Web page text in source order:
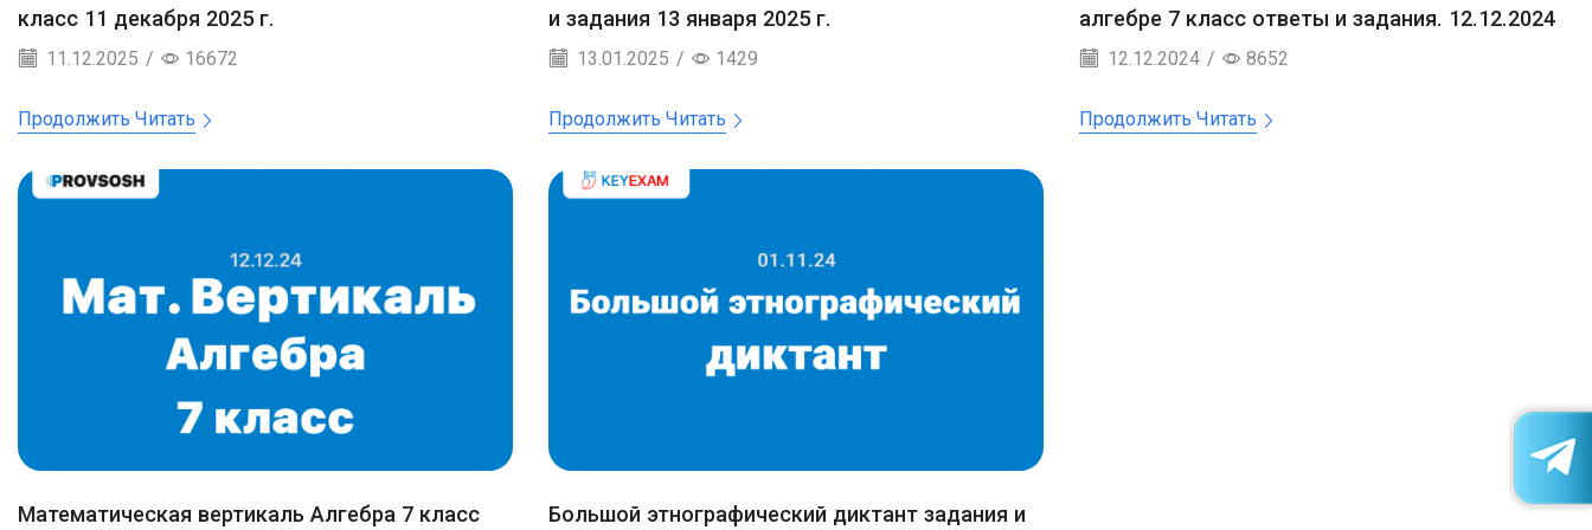
класс 11 декабря 2025 г.
11.12.2025 / 16672
Продолжить Читать
и задания 13 января 2025 г.
13.01.2025 / 1429
Продолжить Читать
алгебре 7 класс ответы и задания. 12.12.2024
12.12.2024 / 8652
Продолжить Читать
Математическая вертикаль Алгебра 7 класс Большой этнографический диктант задания и